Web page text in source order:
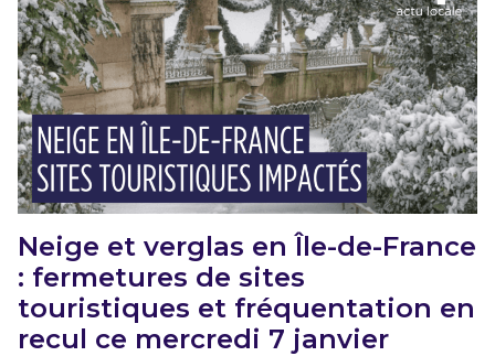
Neige et verglas en Île-de-France
: fermetures de sites
touristiques et fréquentation en
recul ce mercredi 7 janvier